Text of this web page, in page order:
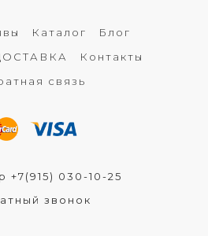
Каталог
Блог
Контакты
связь
+7(915) 030-10-25
звонок